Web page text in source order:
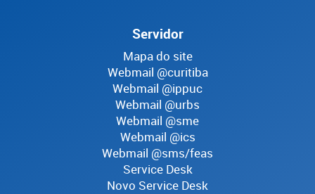
Servidor
Mapa do site
Webmail @curitiba
Webmail @ippuc
Webmail @urbs
Webmail @sme
Webmail @ics
Webmail @sms/feas
Service Desk
Novo Service Desk